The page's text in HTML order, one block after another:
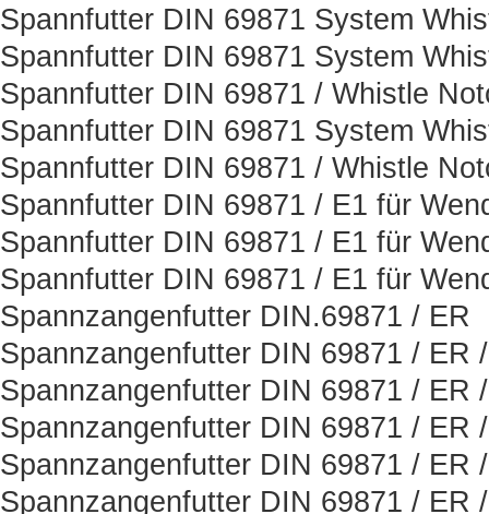
Spannfutter DIN 69871 System
Spannfutter DIN 69871 System
Spannfutter DIN 69871 / Whistle
Spannfutter DIN 69871 System
Spannfutter DIN 69871 / Whistle
Spannfutter DIN 69871 / E1 für
Spannfutter DIN 69871 / E1 für
Spannfutter DIN 69871 / E1 für
Spannzangenfutter DIN.69871 / ER
Spannzangenfutter DIN 69871 / ER
Spannzangenfutter DIN 69871 / ER
Spannzangenfutter DIN 69871 / ER
Spannzangenfutter DIN 69871 / ER
Spannzangenfutter DIN 69871 / ER